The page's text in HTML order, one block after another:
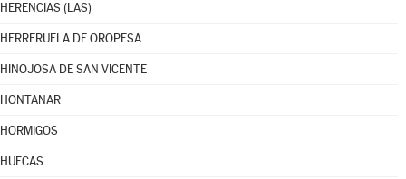
HERENCIAS (LAS)
HERRERUELA DE OROPESA
HINOJOSA DE SAN VICENTE
HONTANAR
HORMIGOS
HUECAS